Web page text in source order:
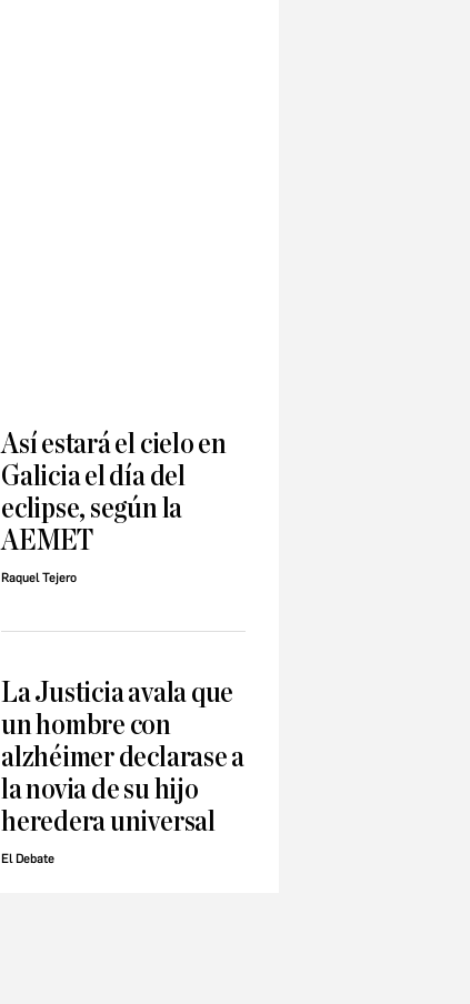
Así estará el cielo en
Galicia el día del
eclipse, según la
AEMET
Raquel Tejero
La Justicia avala que
un hombre con
alzhéimer declarase a
la novia de su hijo
heredera universal
El Debate